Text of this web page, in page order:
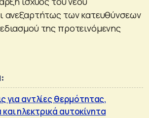
ανεξαρτήτως των κατευθύνσεων
της προτεινόμενης
για αντλίες θερμότητας,
ηλεκτρικά αυτοκίνητα